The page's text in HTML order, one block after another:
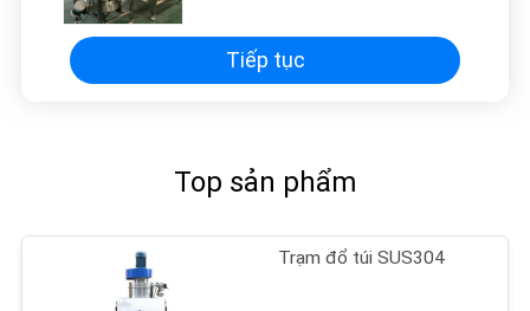
Tiếp tục
Top sản phẩm
Trạm đổ túi SUS304